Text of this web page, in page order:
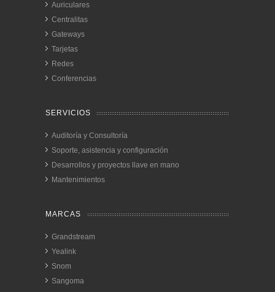
Auriculares
Centralitas
Gateways
Tarjetas
Redes
Conferencias
SERVICIOS
Auditoría y Consultoría
Soporte, asistencia y configuración
Desarrollos y proyectos llave en mano
Mantenimientos
MARCAS
Grandstream
Yealink
Snom
Sangoma